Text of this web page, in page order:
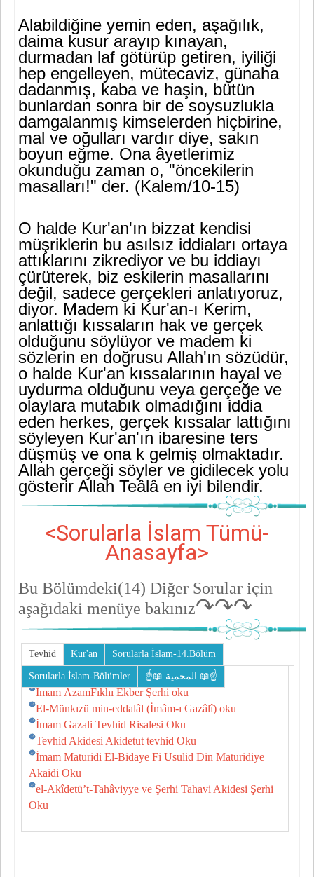
Alabildiğine yemin eden, aşağılık,
daima kusur arayıp kınayan,
durmadan laf götürüp getiren, iyiliği
hep engelleyen, mütecaviz, günaha
dadanmış, kaba ve haşin, bütün
bunlardan sonra bir de soysuzlukla
damgalanmış kimselerden hiçbirine,
mal ve oğulları vardır diye, sakın
boyun eğme. Ona âyetlerimiz
okunduğu zaman o, "öncekilerin
masalları!" der. (Kalem/10-15)
O halde Kur'an'ın bizzat kendisi
müşriklerin bu asılsız iddiaları ortaya
attıklarını zikrediyor ve bu iddiayı
çürüterek, biz eskilerin masallarını
değil, sadece gerçekleri anlatıyoruz,
diyor. Madem ki Kur'an-ı Kerim,
anlattığı kıssaların hak ve gerçek
olduğunu söy­lüyor ve madem ki
sözlerin en doğrusu Allah'ın sözüdür,
o halde Kur'an kıssalarının hayal ve
uydurma olduğunu veya gerçeğe ve
olaylara mutabık olmadığını iddia
eden herkes, gerçek kıssalar lattığını
söyleyen Kur'an'ın ibaresine ters
düşmüş ve ona k gelmiş olmaktadır.
Allah gerçeği söyler ve gidilecek yolu
gösterir Allah Teâlâ en iyi bilendir.
<Sorularla İslam Tümü-
Anasayfa>
Bu Bölümdeki(14)Diğer Sorular için
aşağıdaki menüye bakınız↷↷↷
Tevhid Kur'an Sorularla İslam-14.Bölüm
Sorularla İslam-Bölümler ☝📖 المحمية 📖☝
İmam ÂzamFıkhı Ekber Şerhi oku
El-Münkızü min-eddalâl (İmâm-ı Gazâlî) oku
İmam Gazali Tevhid Risalesi Oku
Tevhid Akidesi Akidetut tevhid Oku
İmam Maturidi El-Bidaye Fi Usulid Din Maturidiye
Akaidi Oku
el-Akîdetü’t-Tahâviyye ve Şerhi Tahavi Akidesi Şerhi
Oku